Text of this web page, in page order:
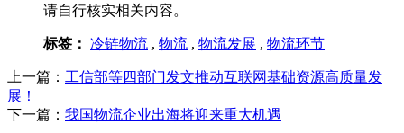
请自行核实相关内容。
标签： 冷链物流 , 物流 , 物流发展 , 物流环节
上一篇： 工信部等四部门发文推动互联网基础资源高质量发
展！
下一篇： 我国物流企业出海将迎来重大机遇